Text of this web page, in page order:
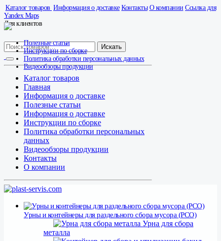
Каталог товаров Информация о доставке Контакты О компании Ссылка для
Yandex Maps
Для клиентов
Полезные статьи
Инструкции по сборке
Политика обработки персональных данных
Видеообзоры продукции
Искать
Каталог товаров
Главная
Информация о доставке
Полезные статьи
Информация о доставке
Инструкции по сборке
Политика обработки персональных
данных
Видеообзоры продукции
Контакты
О компании
Урны и контейнеры для раздельного сбора мусора (РСО)
Урна для сбора
металла